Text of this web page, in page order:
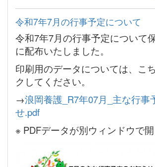
令和7年7月の行事予定について
令和7年7月の行事予定について
に配布いたしました。
印刷用のデータについては、こ
クしてください。
→浪岡養護_R7年07月_主な行事
せ.pdf
※ PDFデータが別ウィンドウで開